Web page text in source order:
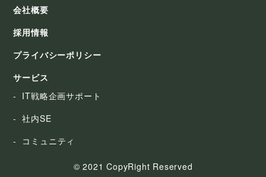
会社概要
採用情報
プライバシーポリシー
サービス
IT戦略企画サポート
社内SE
コミュニティ
© 2021 CopyRight Reserved